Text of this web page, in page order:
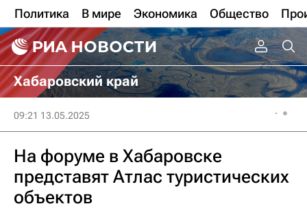
Политика В мире Экономика Общество
Хабаровский край
09:21 13.05.2025
На форуме в Хабаровске
представят Атлас туристических
объектов